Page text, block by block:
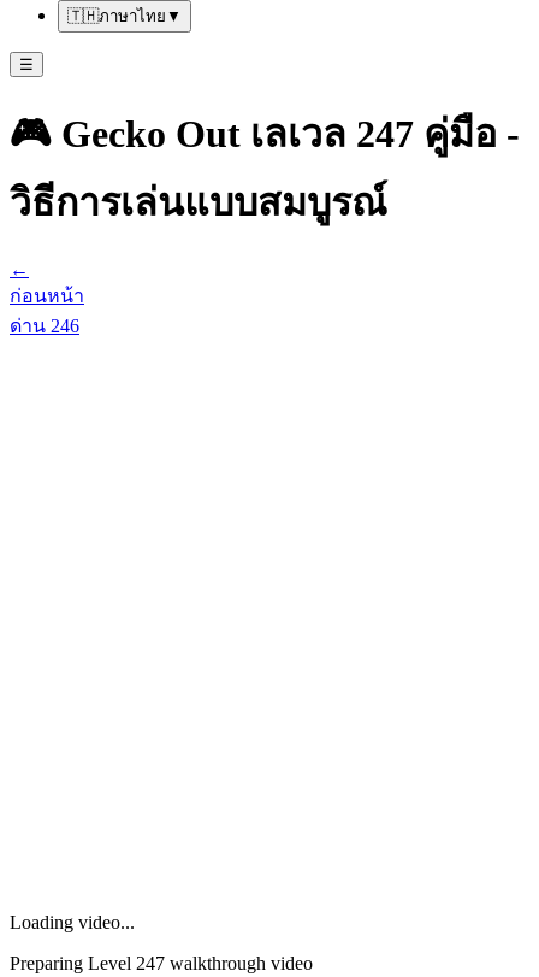
🇹🇭ภาษาไทย ▼
☰
🎮 Gecko Out เลเวล 247 คู่มือ -
วิธีการเล่นแบบสมบูรณ์
←
ก่อนหน้า
ด่าน 246
Loading video...
Preparing Level 247 walkthrough video